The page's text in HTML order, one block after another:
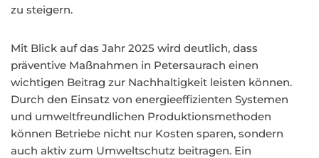
zu steigern.
Mit Blick auf das Jahr 2025 wird deutlich, dass
präventive Maßnahmen in Petersaurach einen
wichtigen Beitrag zur Nachhaltigkeit leisten können.
Durch den Einsatz von energieeffizienten Systemen
und umweltfreundlichen Produktionsmethoden
können Betriebe nicht nur Kosten sparen, sondern
auch aktiv zum Umweltschutz beitragen. Ein